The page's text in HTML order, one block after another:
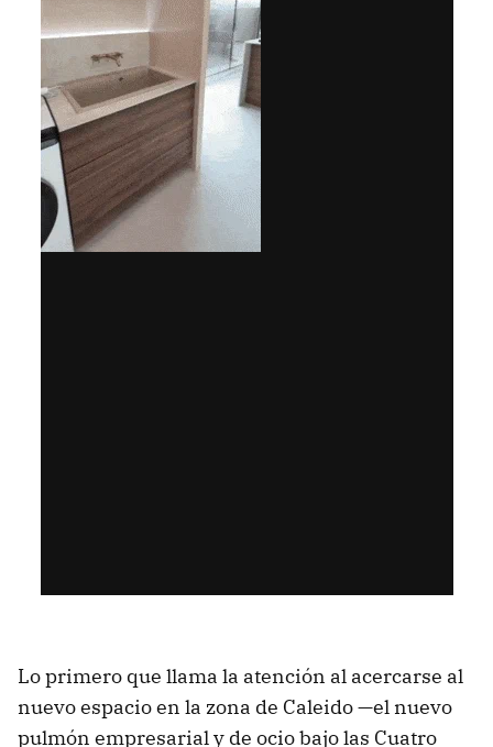
Lo primero que llama la atención al acercarse al
nuevo espacio en la zona de Caleido —el nuevo
pulmón empresarial y de ocio bajo las Cuatro